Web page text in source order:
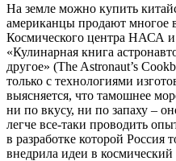
На земле можно купить
американцы продают многое
Космического центра НАСА и
«Кулинарная книга
другое» (The Astronaut’s
только с технологиями
выясняется, что тамошнее
ни по вкусу, ни по запаху –
легче все-таки проводить
в разработке которой Россия
внедрила идеи в